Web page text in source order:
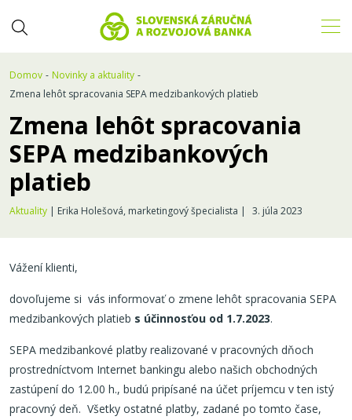
Domov
Novinky a aktuality
Zmena lehôt spracovania SEPA medzibankových platieb
Zmena lehôt spracovania
SEPA medzibankových
platieb
Aktuality | Erika Holešová, marketingový špecialista | 3. júla 2023
Vážení klienti,
dovoľujeme si vás informovať o zmene lehôt spracovania SEPA
medzibankových platieb s účinnosťou od 1.7.2023.
SEPA medzibankové platby realizované v pracovných dňoch
prostredníctvom Internet bankingu alebo našich obchodných
zastúpení do 12.00 h., budú pripísané na účet príjemcu v ten istý
pracovný deň. Všetky ostatné platby, zadané po tomto čase,